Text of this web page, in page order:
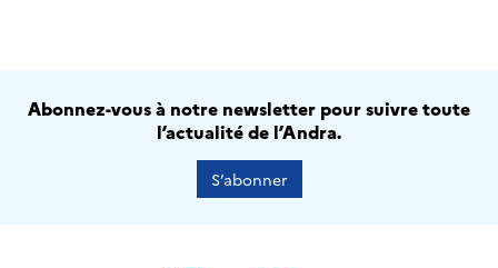
Abonnez-vous à notre newsletter pour suivre toute
l’actualité de l’Andra.
S’abonner